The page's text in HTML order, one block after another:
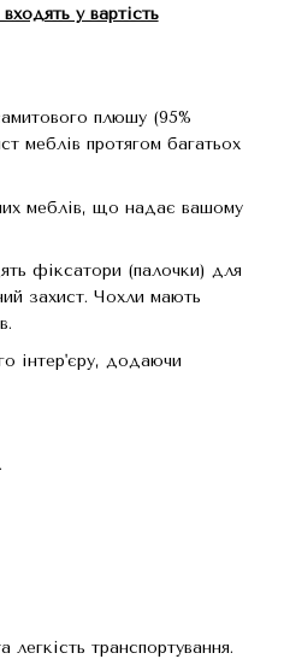
у вартість
плюшу (95%
меблів протягом багатьох
меблів, що надає вашому
фіксатори (палочки) для
захист. Чохли мають
інтер'єру, додаючи
транспортування.